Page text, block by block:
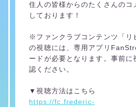
住人の皆様からのたくさんのコ
しております！
※ファンクラブコンテンツ「リ
の視聴には、専用アプリ
ードが必要となります。事前に
認ください。
▼視聴方法はこちら
https://fc.frederic-